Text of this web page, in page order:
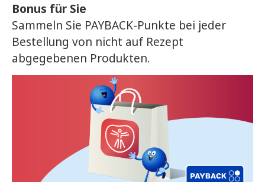
Bonus für Sie
Sammeln Sie PAYBACK-Punkte bei jeder
Bestellung von nicht auf Rezept
abgegebenen Produkten.